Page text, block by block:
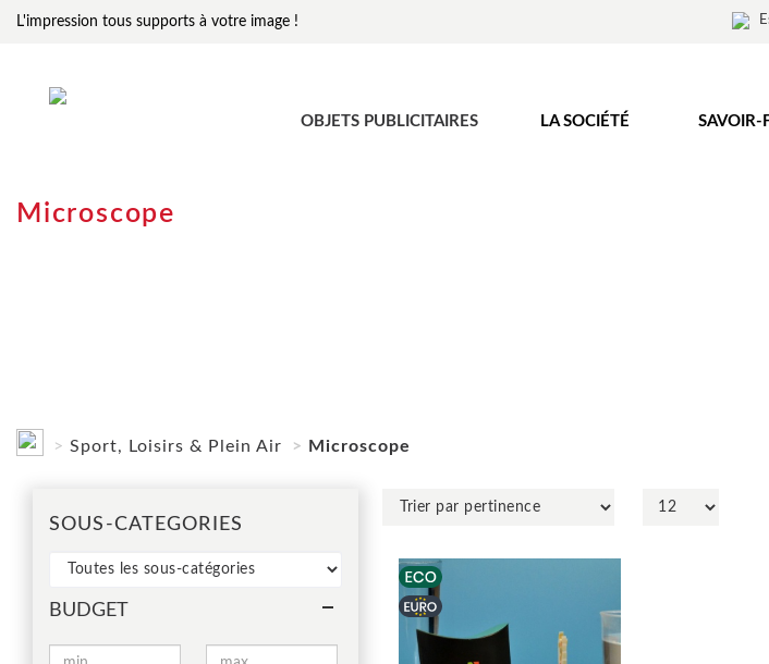
L'impression tous supports à votre image !
OBJETS PUBLICITAIRES LA SOCIÉTÉ SAVOIR-
Microscope
Sport, Loisirs & Plein Air Microscope
SOUS-CATEGORIES
BUDGET